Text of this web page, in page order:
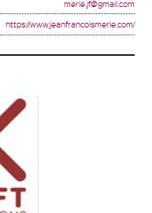
merle.jf@gmail.com
https://www.jeanfrancoismerle.com/